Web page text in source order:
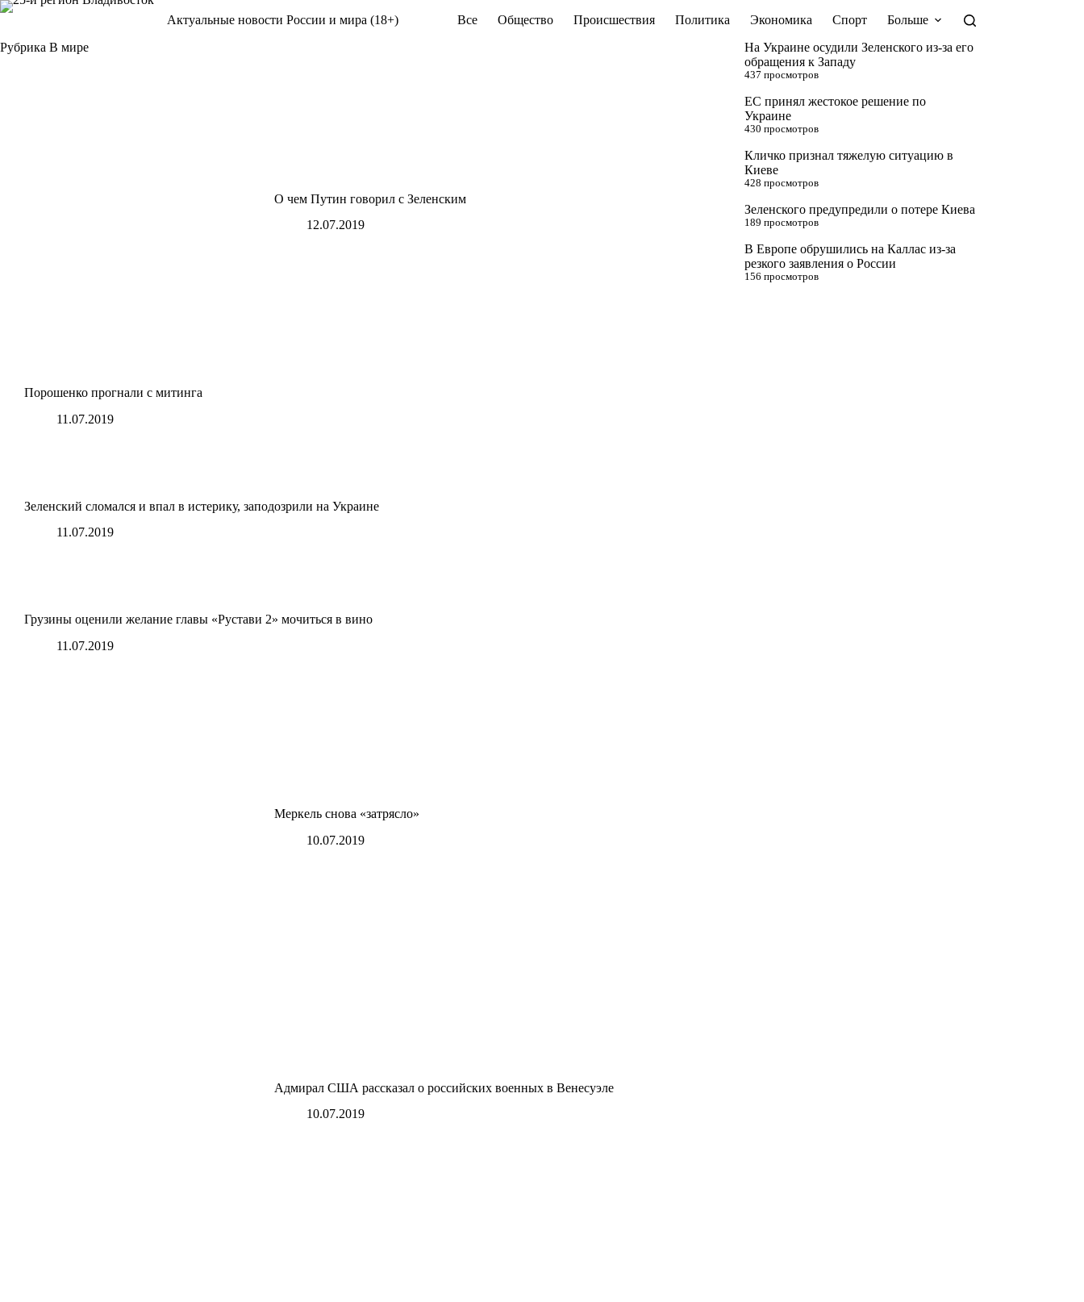
Перейти
Актуальные новости России и мира (18+) Все Общество Происшествия Политика Экономика Спорт
Больше
Рубрика В мире
О чем Путин говорил с Зеленским
12.07.2019
Порошенко прогнали с митинга
11.07.2019
Зеленский сломался и впал в истерику, заподозрили на Украине
11.07.2019
Грузины оценили желание главы «Рустави 2» мочиться в вино
11.07.2019
Меркель снова «затрясло»
10.07.2019
Адмирал США рассказал о российских военных в Венесуэле
10.07.2019
На Украине осудили Зеленского из-за его
обращения к Западу
437 просмотров
ЕС принял жестокое решение по
Украине
430 просмотров
Кличко признал тяжелую ситуацию в
Киеве
428 просмотров
Зеленского предупредили о потере Киева
189 просмотров
В Европе обрушились на Каллас из-за
резкого заявления о России
156 просмотров